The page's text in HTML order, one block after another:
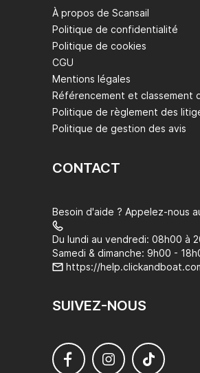
À propos de Scansail
Politique de confidentialité
Politique de cookies
CGU
Mentions légales
Référencement et classement
Politique de règlement des
Politique de gestion des avis
CONTACT
Besoin d'aide ? Appelez-nous
Du lundi au vendredi: 08h00 à
Samedi & dimanche: 9h00 -
https://
SUIVEZ-NOUS